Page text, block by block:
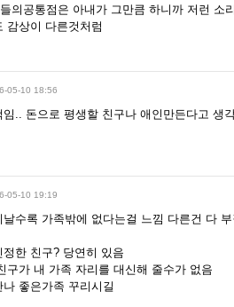
의공통점은 아내가 그만큼 하니까 저런 소
감상이 다른것처럼
05-10 18:56
임.. 돈으로 평생할 친구나 애인만든다고 생
05-10 19:19
날수록 가족밖에 없다는걸 느낌 다른건 다 부
한 친구? 당연히 있음
구가 내 가족 자리를 대신해 줄수가 없음
좋은가족 꾸리시길